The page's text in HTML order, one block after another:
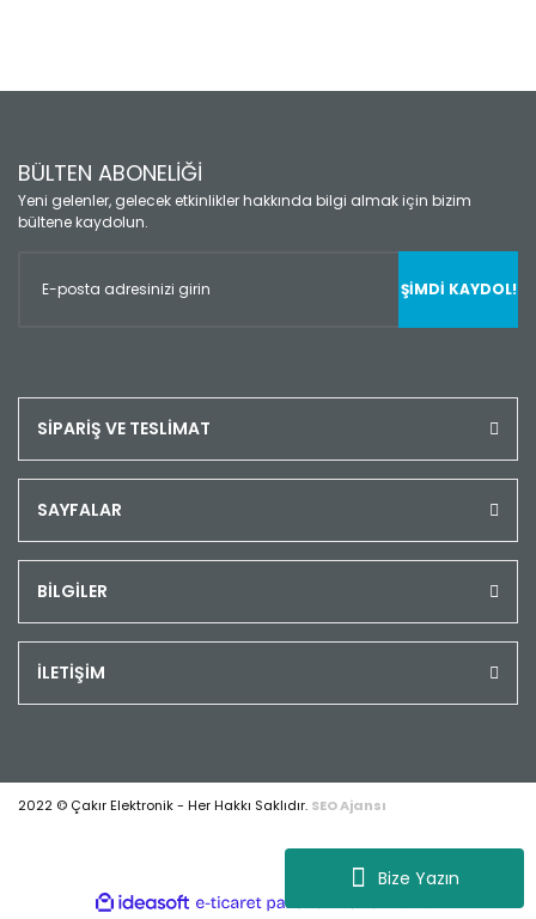
Bize Yazın
BÜLTEN ABONELİĞİ
Yeni gelenler, gelecek etkinlikler hakkında bilgi almak için bizim
bültene kaydolun.
ŞİMDİ KAYDOL!
SİPARİŞ VE TESLİMAT
SAYFALAR
BİLGİLER
İLETİŞİM
2022 © Çakır Elektronik - Her Hakkı Saklıdır. SEO Ajansı
ideasoft